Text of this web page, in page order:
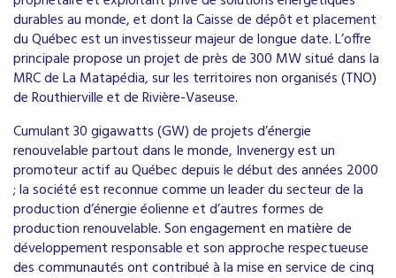
durables au monde, et dont la Caisse de dépôt et placement
du Québec est un investisseur majeur de longue date. L’offre
principale propose un projet de près de 300 MW situé dans la
MRC de La Matapédia, sur les territoires non organisés (TNO)
de Routhierville et de Rivière-Vaseuse.
Cumulant 30 gigawatts (GW) de projets d’énergie
renouvelable partout dans le monde, Invenergy est un
promoteur actif au Québec depuis le début des années 2000
; la société est reconnue comme un leader du secteur de la
production d’énergie éolienne et d’autres formes de
production renouvelable. Son engagement en matière de
développement responsable et son approche respectueuse
des communautés ont contribué à la mise en service de cinq